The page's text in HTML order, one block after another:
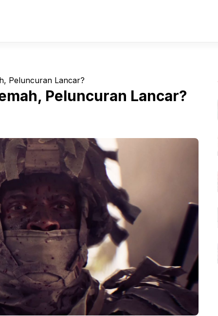
Peluncuran Lancar?
Peluncuran Lancar?